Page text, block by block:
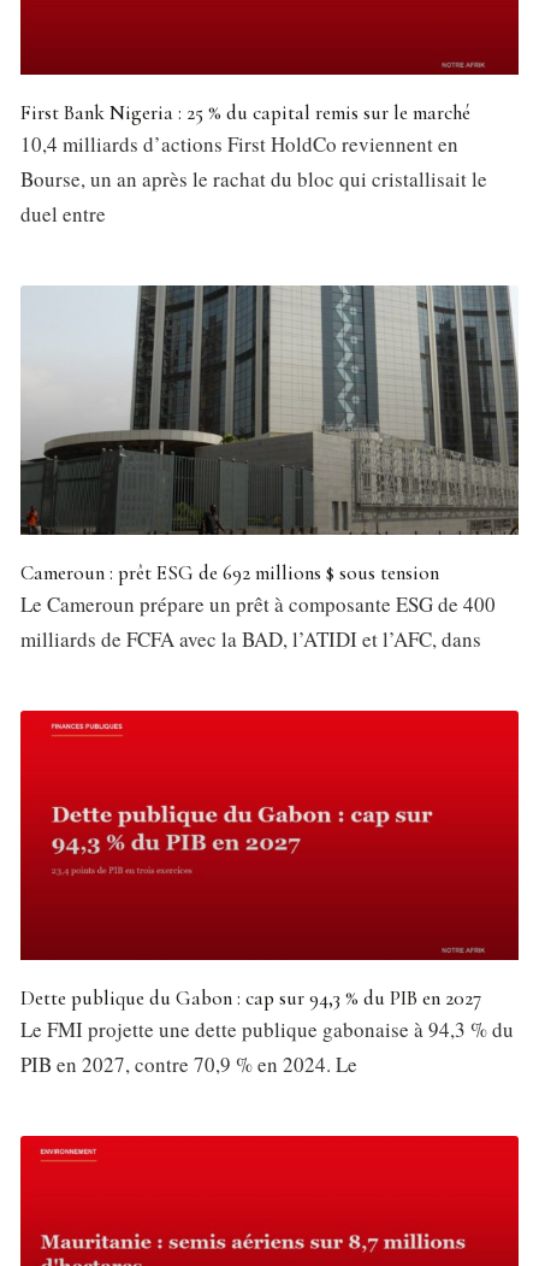
First Bank Nigeria : 25 % du capital remis sur le marché
10,4 milliards d’actions First HoldCo reviennent en
Bourse, un an après le rachat du bloc qui cristallisait le
duel entre
Cameroun : prêt ESG de 692 millions $ sous tension
Le Cameroun prépare un prêt à composante ESG de 400
milliards de FCFA avec la BAD, l’ATIDI et l’AFC, dans
Dette publique du Gabon : cap sur 94,3 % du PIB en 2027
Le FMI projette une dette publique gabonaise à 94,3 % du
PIB en 2027, contre 70,9 % en 2024. Le